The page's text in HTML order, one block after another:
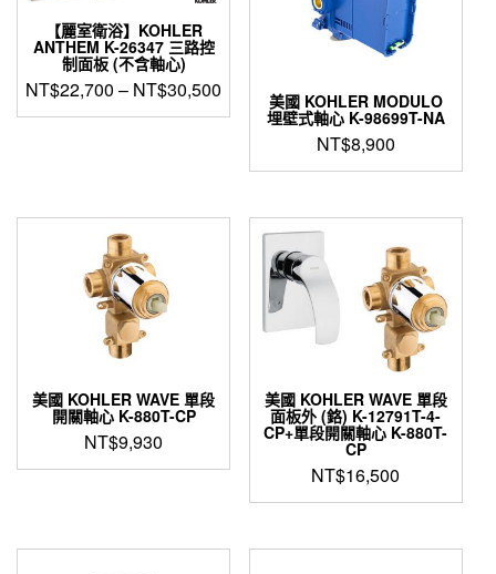
【麗室衛浴】KOHLER
ANTHEM K-26347 三路控
制面板 (不含軸心)
NT$22,700 – NT$30,500
此
種
款
式。
可
在
產
品
面
選
擇
選
美國 KOHLER MODULO
埋壁式軸心 K-98699T-NA
NT$8,900
美國 KOHLER WAVE 單段
開關軸心 K-880T-CP
NT$9,930
美國 KOHLER WAVE 單段
面板外 (鉻) K-12791T-4-
CP+單段開關軸心 K-880T-
CP
NT$16,500